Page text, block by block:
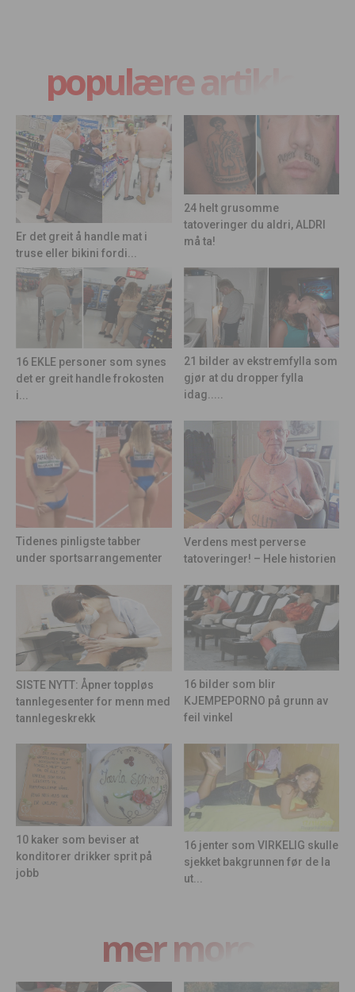
populære artikler
Er det greit å handle mat i
truse eller bikini fordi...
24 helt grusomme
tatoveringer du aldri, ALDRI
må ta!
16 EKLE personer som synes
det er greit handle frokosten
i...
21 bilder av ekstremfylla som
gjør at du dropper fylla
idag.....
Tidenes pinligste tabber
under sportsarrangementer
Verdens mest perverse
tatoveringer! – Hele historien
SISTE NYTT: Åpner toppløs
tannlegesenter for menn med
tannlegeskrekk
16 bilder som blir
KJEMPEPORNO på grunn av
feil vinkel
10 kaker som beviser at
konditorer drikker sprit på
jobb
16 jenter som VIRKELIG skulle
sjekket bakgrunnen før de la
ut...
mer moro